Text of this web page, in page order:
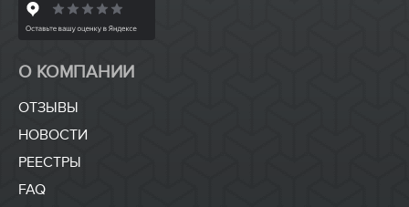
О КОМПАНИИ
ОТЗЫВЫ
НОВОСТИ
РЕЕСТРЫ
FAQ